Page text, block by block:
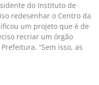
do Instituto de
redesenhar o Centro da
um projeto que é de
recriar um órgão
“Sem isso, as